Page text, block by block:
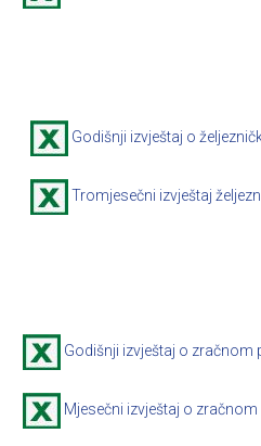
Godišnji izvještaj o
Tromjesečni izvještaj
Godišnji izvještaj o zračnom
Mjesečni izvještaj o zračnom